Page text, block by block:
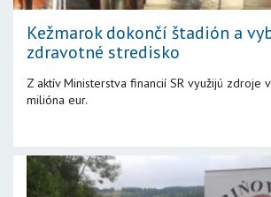
Kežmarok dokončí štadión a
zdravotné stredisko
Z aktív Ministerstva financií SR využijú zdroje
milióna eur.